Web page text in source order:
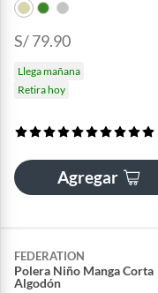
S/ 79.90
Llega mañana
Retira hoy
Agregar
FEDERATION
Polera Niño Manga Corta
Algodón